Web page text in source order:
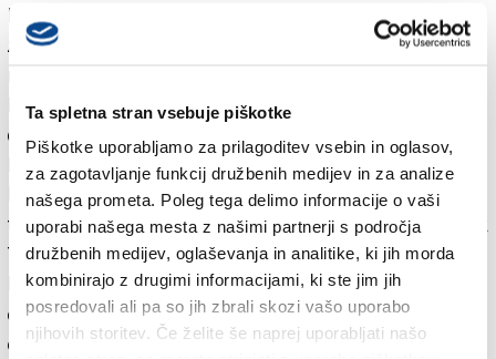
Ta spletna stran vsebuje piškotke
Piškotke uporabljamo za prilagoditev vsebin in oglasov,
za zagotavljanje funkcij družbenih medijev in za analize
našega prometa. Poleg tega delimo informacije o vaši
uporabi našega mesta z našimi partnerji s področja
družbenih medijev, oglaševanja in analitike, ki jih morda
kombinirajo z drugimi informacijami, ki ste jim jih
posredovali ali pa so jih zbrali skozi vašo uporabo
njihovih storitev. Če želite še naprej uporabljati našo
Kdor trdi nasprotno, bi moral pogledati, kaj se je
zgodilo v ZDA, kjer popolnega flat taxa sicer nikoli
Reaganom, ki je med letoma 1981 in 1989 najvišjo
davčno stopnjo znižal s 70 na 28 odstotkov.
Revija Health Affairs (Zdravstvene zadeve) prav v
letošnji januarski številki objavlja študijo o posledicah
te davčne politike. Ena je ta, da ima ameriški dojenček
76 odstotkov več možnosti, da umre pred prvim
letom starosti kot dojenčki, rojeni v drugih 19 državah
članicah OECD. Tisti, ki preživijo, pa imajo 57
odstotkov več možnosti za smrt pred odraslo dobo. V